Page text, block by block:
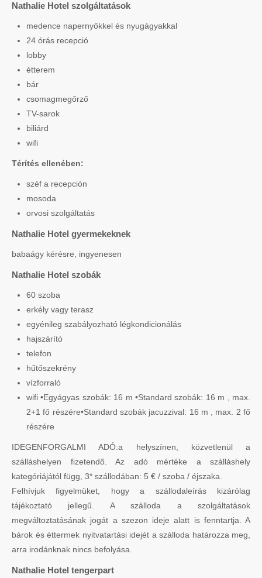
Nathalie Hotel szolgáltatások
medence napernyőkkel és nyugágyakkal
24 órás recepció
lobby
étterem
bár
csomagmegőrző
TV-sarok
biliárd
wifi
Térítés ellenében:
széf a recepción
mosoda
orvosi szolgáltatás
Nathalie Hotel gyermekeknek
babaágy kérésre, ingyenesen
Nathalie Hotel szobák
60 szoba
erkély vagy terasz
egyénileg szabályozható légkondicionálás
hajszárító
telefon
hűtőszekrény
vízforraló
wifi •Egyágyas szobák: 16 m •Standard szobák: 16 m , max.
2+1 fő részére•Standard szobák jacuzzival: 16 m , max. 2 fő
részére
IDEGENFORGALMI ADÓ:a helyszínen, közvetlenül a
szálláshelyen fizetendő. Az adó mértéke a szálláshely
kategóriájától függ, 3* szállodában: 5 € / szoba / éjszaka.
Felhívjuk figyelmüket, hogy a szállodaleírás kizárólag
tájékoztató jellegű. A szálloda a szolgáltatások
megváltoztatásának jogát a szezon ideje alatt is fenntartja. A
bárok és éttermek nyitvatartási idejét a szálloda határozza meg,
arra irodánknak nincs befolyása.
Nathalie Hotel tengerpart